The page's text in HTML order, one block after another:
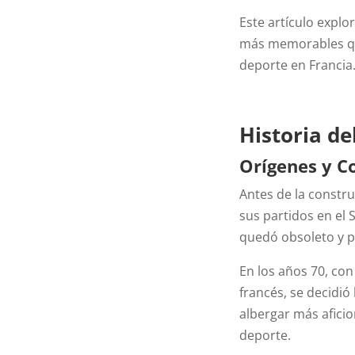
Este artículo
más memorables
deporte en
Historia
Orígenes y
Antes de la
sus partidos en el
quedó obsoleto y
En los años 70,
francés, se
albergar más
deporte.